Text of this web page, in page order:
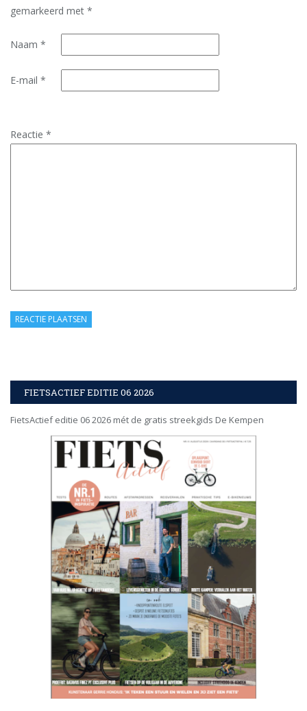
gemarkeerd met *
Naam *
E-mail *
Reactie *
FIETSACTIEF EDITIE 06 2026
FietsActief editie 06 2026 mét de gratis streekgids De Kempen